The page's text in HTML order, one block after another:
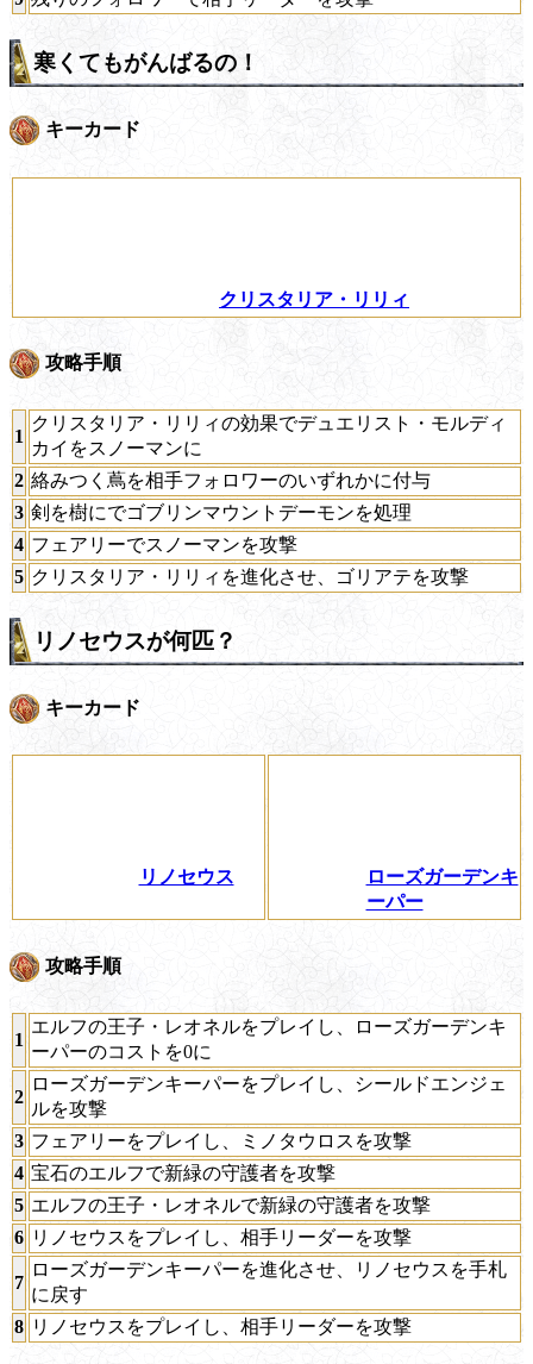
寒くてもがんばるの！
キーカード
クリスタリア・リリィ
攻略手順
1
クリスタリア・リリィの効果でデュエリスト・モルディ
カイをスノーマンに
2 絡みつく蔦を相手フォロワーのいずれかに付与
3 剣を樹にでゴブリンマウントデーモンを処理
4 フェアリーでスノーマンを攻撃
5 クリスタリア・リリィを進化させ、ゴリアテを攻撃
リノセウスが何匹？
キーカード
リノセウス
ローズガーデンキ
ーパー
攻略手順
1
エルフの王子・レオネルをプレイし、ローズガーデンキ
ーパーのコストを0に
2
ローズガーデンキーパーをプレイし、シールドエンジェ
ルを攻撃
3 フェアリーをプレイし、ミノタウロスを攻撃
4 宝石のエルフで新緑の守護者を攻撃
5 エルフの王子・レオネルで新緑の守護者を攻撃
6 リノセウスをプレイし、相手リーダーを攻撃
7
ローズガーデンキーパーを進化させ、リノセウスを手札
に戻す
8 リノセウスをプレイし、相手リーダーを攻撃